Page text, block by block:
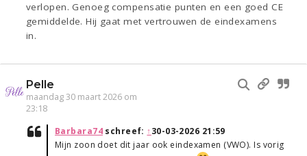
verlopen. Genoeg compensatie punten en een goed CE
gemiddelde. Hij gaat met vertrouwen de eindexamens
in.
Pelle
maandag 30 maart 2026 om
23:18
Barbara74schreef: ↑30-03-2026 21:59
Mijn zoon doet dit jaar ook eindexamen (VWO). Is vorig